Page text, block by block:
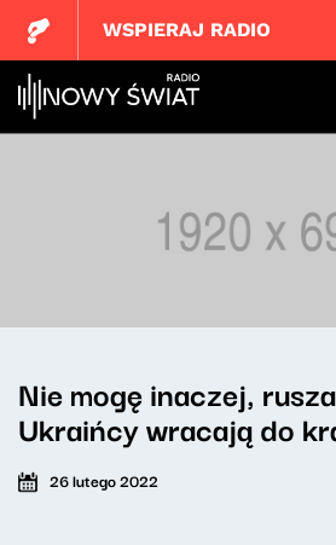
WSPIERAJ RADIO
Nie mogę inaczej,
Ukraińcy wracają do
26 lutego 2022